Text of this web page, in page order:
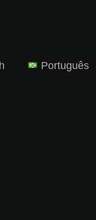
Português